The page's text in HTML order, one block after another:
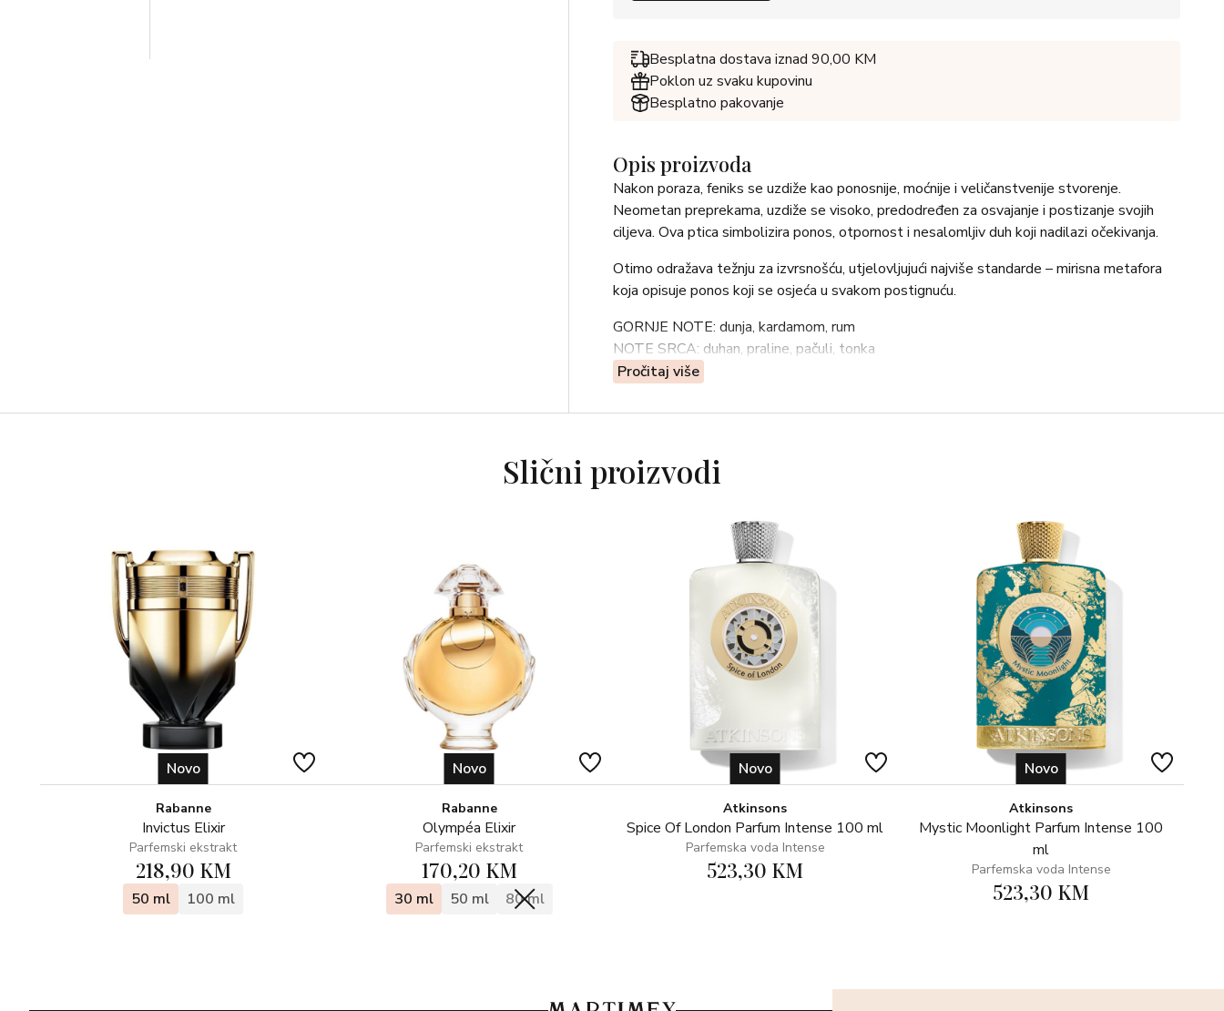
Besplatna dostava iznad 90,00 KM
Poklon uz svaku kupovinu
Besplatno pakovanje
Opis proizvoda
Nakon poraza, feniks se uzdiže kao ponosnije, moćnije i veličanstvenije stvorenje.
Neometan preprekama, uzdiže se visoko, predodređen za osvajanje i postizanje svojih
ciljeva. Ova ptica simbolizira ponos, otpornost i nesalomljiv duh koji nadilazi očekivanja.
Otimo odražava težnju za izvrsnošću, utjelovljujući najviše standarde – mirisna metafora
koja opisuje ponos koji se osjeća u svakom postignuću.
GORNJE NOTE: dunja, kardamom, rum
NOTE SRCA: duhan, praline, pačuli, tonka
BAZNE NOTE: cedrovina, vanilija, osmantus
Pročitaj više
Slični proizvodi
Novo
Rabanne
Invictus Elixir
Parfemski ekstrakt
218,90 KM
50 ml 100 ml
Novo
Rabanne
Olympéa Elixir
Parfemski ekstrakt
170,20 KM
30 ml 50 ml 80 ml
Novo
Atkinsons
Spice Of London Parfum Intense 100 ml
Parfemska voda Intense
523,30 KM
Novo
Atkinsons
Mystic Moonlight Parfum Intense 100
ml
Parfemska voda Intense
523,30 KM